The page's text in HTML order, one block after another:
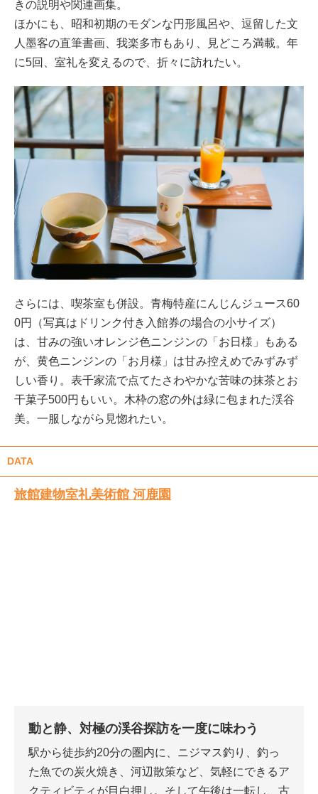
きの説明や関連画集。
ほかにも、昭和初期のモダンな円形風呂や、逗留した文
人墨客の直筆書画、我楽多市もあり、見どころ満載。年
に5回、室礼を変えるので、折々に訪れたい。
さらには、喫茶室も併設。青梅特産にんじんジュース60
0円（写真はドリンク付き入館券の場合の小サイズ）
は、甘みの強いオレンジ色ニンジンの「お日様」もある
が、黄色ニンジンの「お月様」は甘み控えめでみずみず
しい香り。表千家流で点てたさわやかな苦味の抹茶とお
干菓子500円もいい。木枠の窓の外は緑に包まれた渓谷
美。一服しながら見惚れたい。
DATA
旅館建物室礼美術館 河鹿園
動と静、対極の渓谷探訪を一度に味わう
駅から徒歩約20分の圏内に、ニジマス釣り、釣っ
た魚での炭火焼き、河辺散策など、気軽にできるア
クティビティが目白押し。そして午後は一転し、古